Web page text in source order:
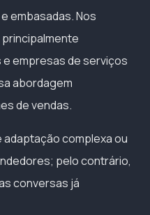
embasadas. Nos
empresas de serviços
abordagem
de vendas.
adaptação complexa ou
pelo contrário,
conversas já